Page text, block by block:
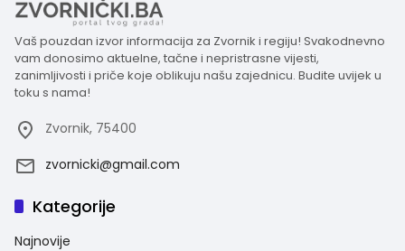
Vaš pouzdan izvor informacija za Zvornik i regiju! Svakodnevno
vam donosimo aktuelne, tačne i nepristrasne vijesti,
zanimljivosti i priče koje oblikuju našu zajednicu. Budite uvijek u
toku s nama!
Zvornik, 75400
zvornicki@gmail.com
Kategorije
Najnovije